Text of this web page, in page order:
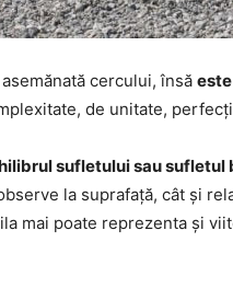
cercului, însă
de unitate,
sufletului sau sufletul
la suprafață, cât și
mai poate reprezenta și